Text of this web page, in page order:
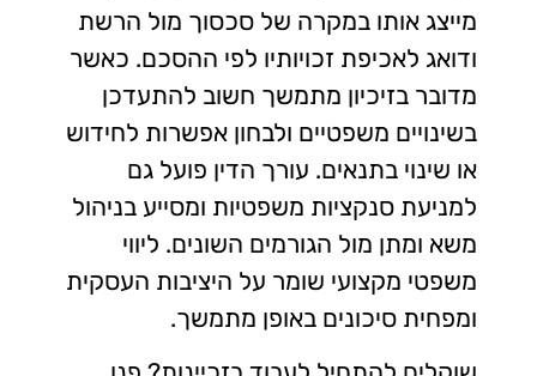
מייצג אותו במקרה של סכסוך מול הרשת
ודואג לאכיפת זכויותיו לפי ההסכם. כאשר
מדובר בזיכיון מתמשך חשוב להתעדכן
בשינויים משפטיים ולבחון אפשרות לחידוש
או שינוי בתנאים. עורך הדין פועל גם
למניעת סנקציות משפטיות ומסייע בניהול
משא ומתן מול הגורמים השונים. ליווי
משפטי מקצועי שומר על היציבות העסקית
ומפחית סיכונים באופן מתמשך.